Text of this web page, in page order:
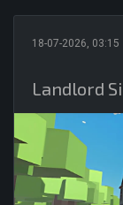
18-07-2026, 03:15
Landlord